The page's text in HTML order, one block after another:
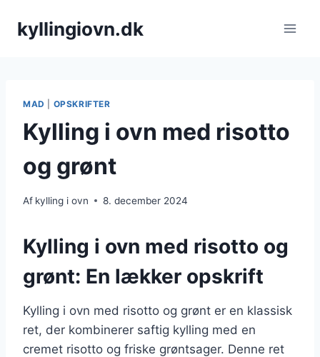
kyllingiovn.dk
MAD OPSKRIFTER
Kylling i ovn med risotto
og grønt
Af kylling i ovn 8. december 2024
Kylling i ovn med risotto og
grønt: En lækker opskrift
Kylling i ovn med risotto og grønt er en klassisk
ret, der kombinerer saftig kylling med en
cremet risotto og friske grøntsager. Denne ret